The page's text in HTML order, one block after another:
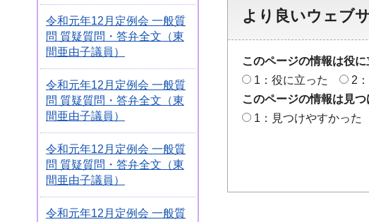
令和元年12月定例会 一般質
問 質疑質問・答弁全文（東
間亜由子議員）
令和元年12月定例会 一般質
問 質疑質問・答弁全文（東
間亜由子議員）
令和元年12月定例会 一般質
問 質疑質問・答弁全文（東
間亜由子議員）
令和元年12月定例会 一般質
より良いウェブ
このページの情報は役
1：役に立った
2
このページの情報は見
1：見つけやすかった